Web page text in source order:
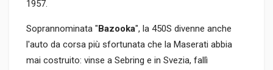
1957.
Soprannominata "Bazooka", la 450S divenne anche
l'auto da corsa più sfortunata che la Maserati abbia
mai costruito: vinse a Sebring e in Svezia, fallì